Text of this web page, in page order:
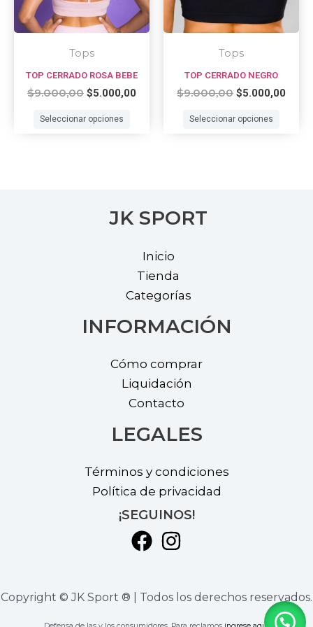
Tops
TOP CERRADO ROSA BEBE
$9.000,00 $5.000,00
Seleccionar opciones
may
be
the
Tops
TOP CERRADO NEGRO
$9.000,00 $5.000,00
Seleccionar opciones
may
be
the
JK SPORT
Inicio
Tienda
Categorías
INFORMACIÓN
Cómo comprar
Liquidación
Contacto
LEGALES
Términos y condiciones
Política de privacidad
¡SEGUINOS!
Copyright © JK Sport ® | Todos los derechos reservados.